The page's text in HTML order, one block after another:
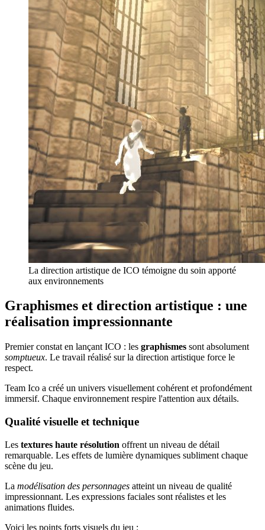
La direction artistique de ICO témoigne du soin apporté
aux environnements
Graphismes et direction artistique : une
réalisation impressionnante
Premier constat en lançant ICO : les graphismes sont absolument
somptueux. Le travail réalisé sur la direction artistique force le
respect.
Team Ico a créé un univers visuellement cohérent et profondément
immersif. Chaque environnement respire l'attention aux détails.
Qualité visuelle et technique
Les textures haute résolution offrent un niveau de détail
remarquable. Les effets de lumière dynamiques subliment chaque
scène du jeu.
La modélisation des personnages atteint un niveau de qualité
impressionnant. Les expressions faciales sont réalistes et les
animations fluides.
Voici les points forts visuels du jeu :